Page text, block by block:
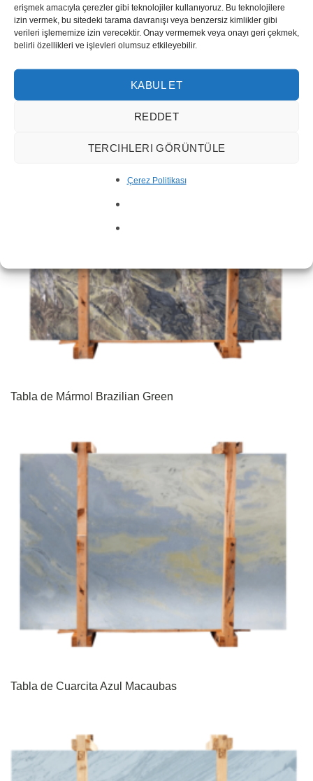
erişmek amacıyla çerezler gibi teknolojiler kullanıyoruz. Bu teknolojilere
izin vermek, bu sitedeki tarama davranışı veya benzersiz kimlikler gibi
verileri işlememize izin verecektir. Onay vermemek veya onayı geri çekmek,
belirli özellikleri ve işlevleri olumsuz etkileyebilir.
KABUL ET
REDDET
TERCIHLERI GÖRÜNTÜLE
Çerez Politikası
Tabla de Mármol Brazilian Green
Tabla de Cuarcita Azul Macaubas